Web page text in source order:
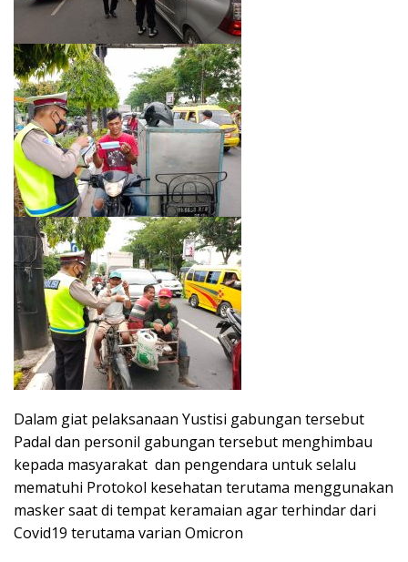
Dalam giat pelaksanaan Yustisi gabungan tersebut
Padal dan personil gabungan tersebut menghimbau
kepada masyarakat dan pengendara untuk selalu
mematuhi Protokol kesehatan terutama menggunakan
masker saat di tempat keramaian agar terhindar dari
Covid19 terutama varian Omicron